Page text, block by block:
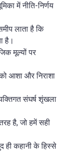
में नीति-निर्णय
लाता है कि
है।
मूल्यों पर
आशा और निराशा
संघर्ष शृंखला
है, जो हमें सही
ही कहानी के हिस्से